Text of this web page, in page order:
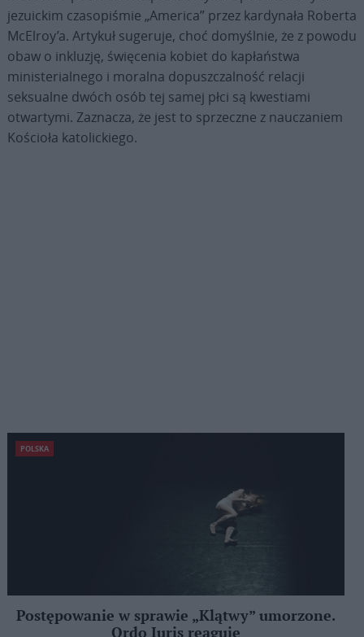
jezuickim czasopiśmie „America” przez kardynała Roberta
McElroy’a. Artykuł sugeruje, choć domyślnie, że z powodu
obaw o inkluzję, święcenia kobiet do kapłaństwa
ministerialnego i moralna dopuszczalność relacji
seksualne dwóch osób tej samej płci są kwestiami
otwartymi. Zaznacza, że jest to sprzeczne z nauczaniem
Kościoła katolickiego.
POLSKA
Postępowanie w sprawie „Klątwy” umorzone.
Ordo Iuris reaguje